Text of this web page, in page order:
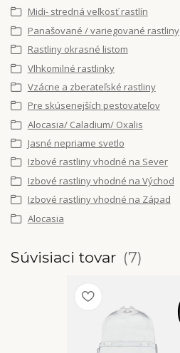
Midi- stredná veľkosť rastlín
Panašované / variegované rastliny
Rastliny okrasné listom
Vlhkomilné rastlinky
Vzácne a zberateľské rastliny
Pre skúsenejších pestovateľov
Alocasia/ Caladium/ Oxalis
Jasné nepriame svetlo
Izbové rastliny vhodné na Sever
Izbové rastliny vhodné na Východ
Izbové rastliny vhodné na Západ
Alocasia
Súvisiaci tovar 7